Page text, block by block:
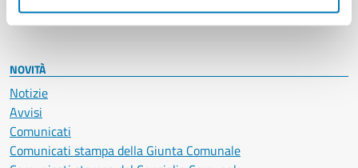
Vita lavorativa
NOVITÀ
Notizie
Avvisi
Comunicati
Comunicati stampa della Giunta Comunale